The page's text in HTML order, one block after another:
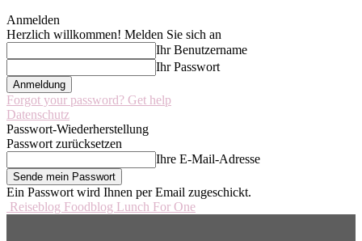
Anmelden
Herzlich willkommen! Melden Sie sich an
Ihr Benutzername
Ihr Passwort
Forgot your password? Get help
Datenschutz
Passwort-Wiederherstellung
Passwort zurücksetzen
Ihre E-Mail-Adresse
Ein Passwort wird Ihnen per Email zugeschickt.
Reiseblog Foodblog Lunch For One